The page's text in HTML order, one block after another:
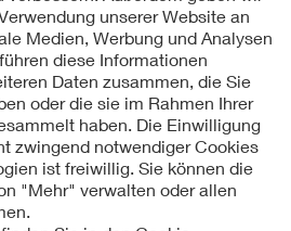
pro Einrichtung.
umfrage-gewitterunterricht